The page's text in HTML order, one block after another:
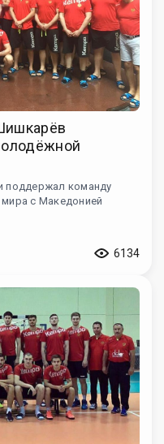
поддержал команду
с Македонией
6134